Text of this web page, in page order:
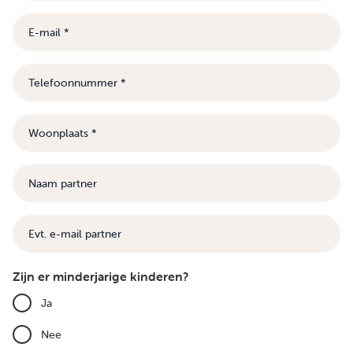
Zijn er minderjarige kinderen?
Ja
Nee